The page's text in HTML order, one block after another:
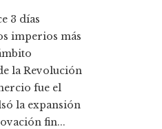
3 días
imperios más
la Revolución
fue el
la expansión
fin...